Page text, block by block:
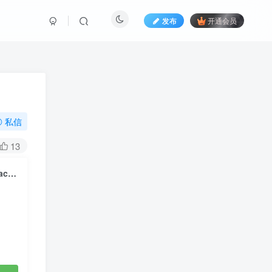
发布 开通会员
私信
13
FLOW GLOW – FLOW GLOW [2026.01.21] [24Bit/48kHz] [Hi-Res Flac 362MB]